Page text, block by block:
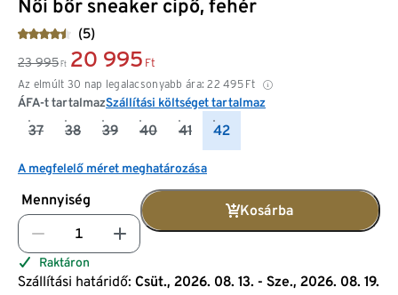
Női bőr sneaker cipő, fehér
(5)
23 995 Ft 20 995 Ft
Az elmúlt 30 nap legalacsonyabb ára: 22 495 Ft
ÁFA-t tartalmazSzállítási költséget tartalmaz
37 38 39 40 41 42
A megfelelő méret meghatározása
Mennyiség
Kosárba
Raktáron
Szállítási határidő: Csüt., 2026. 08. 13. - Sze., 2026. 08. 19.